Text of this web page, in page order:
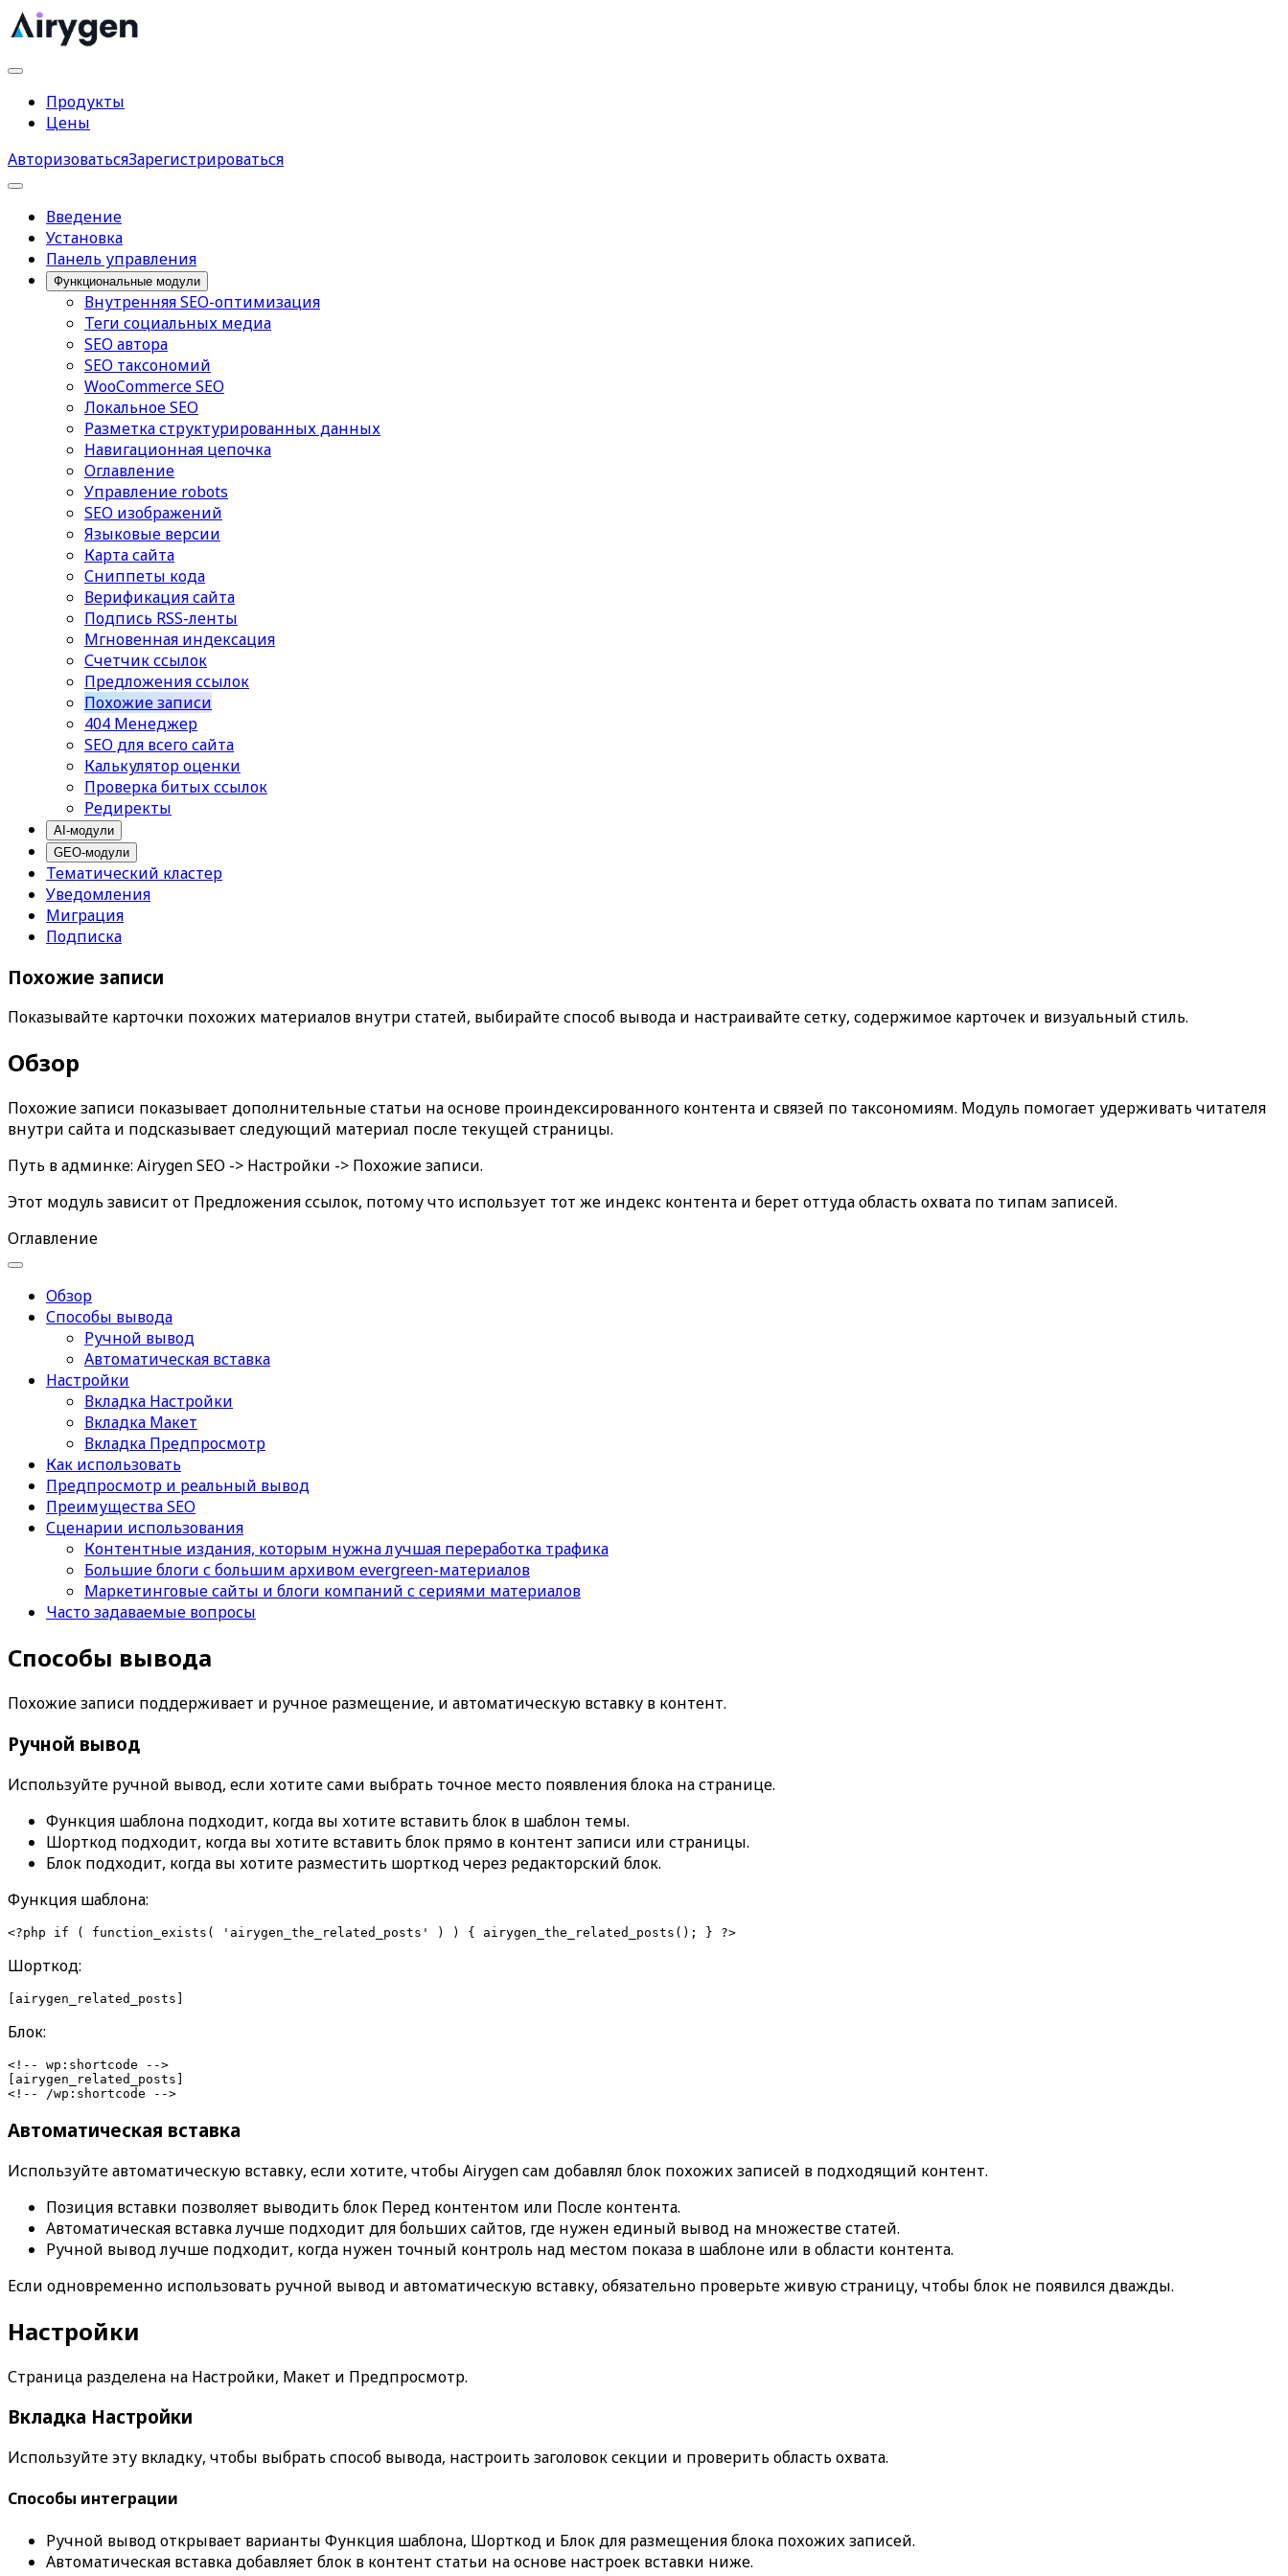
Продукты
Цены
АвторизоватьсяЗарегистрироваться
Введение
Установка
Панель управления
Функциональные модули
Внутренняя SEO-оптимизация
Теги социальных медиа
SEO автора
SEO таксономий
WooCommerce SEO
Локальное SEO
Разметка структурированных данных
Навигационная цепочка
Оглавление
Управление robots
SEO изображений
Языковые версии
Карта сайта
Сниппеты кода
Верификация сайта
Подпись RSS-ленты
Мгновенная индексация
Счетчик ссылок
Предложения ссылок
Похожие записи
404 Менеджер
SEO для всего сайта
Калькулятор оценки
Проверка битых ссылок
Редиректы
AI-модули
GEO-модули
Тематический кластер
Уведомления
Миграция
Подписка
Похожие записи
Показывайте карточки похожих материалов внутри статей, выбирайте способ вывода и настраивайте сетку, содержимое карточек и визуальный стиль.
Обзор
Похожие записи показывает дополнительные статьи на основе проиндексированного контента и связей по таксономиям. Модуль помогает удерживать читателя
внутри сайта и подсказывает следующий материал после текущей страницы.
Путь в админке: Airygen SEO -> Настройки -> Похожие записи.
Этот модуль зависит от Предложения ссылок, потому что использует тот же индекс контента и берет оттуда область охвата по типам записей.
Оглавление
Обзор
Способы вывода
Ручной вывод
Автоматическая вставка
Настройки
Вкладка Настройки
Вкладка Макет
Вкладка Предпросмотр
Как использовать
Предпросмотр и реальный вывод
Преимущества SEO
Сценарии использования
Контентные издания, которым нужна лучшая переработка трафика
Большие блоги с большим архивом evergreen-материалов
Маркетинговые сайты и блоги компаний с сериями материалов
Часто задаваемые вопросы
Способы вывода
Похожие записи поддерживает и ручное размещение, и автоматическую вставку в контент.
Ручной вывод
Используйте ручной вывод, если хотите сами выбрать точное место появления блока на странице.
Функция шаблона подходит, когда вы хотите вставить блок в шаблон темы.
Шорткод подходит, когда вы хотите вставить блок прямо в контент записи или страницы.
Блок подходит, когда вы хотите разместить шорткод через редакторский блок.
Функция шаблона:
Шорткод:
Блок:
<!-- wp:shortcode -->
[airygen_related_posts]
Автоматическая вставка
Используйте автоматическую вставку, если хотите, чтобы Airygen сам добавлял блок похожих записей в подходящий контент.
Позиция вставки позволяет выводить блок Перед контентом или После контента.
Автоматическая вставка лучше подходит для больших сайтов, где нужен единый вывод на множестве статей.
Ручной вывод лучше подходит, когда нужен точный контроль над местом показа в шаблоне или в области контента.
Если одновременно использовать ручной вывод и автоматическую вставку, обязательно проверьте живую страницу, чтобы блок не появился дважды.
Настройки
Страница разделена на Настройки, Макет и Предпросмотр.
Вкладка Настройки
Используйте эту вкладку, чтобы выбрать способ вывода, настроить заголовок секции и проверить область охвата.
Способы интеграции
Ручной вывод открывает варианты Функция шаблона, Шорткод и Блокдля размещения блока похожих записей.
Автоматическая вставка добавляет блок в контент статьи на основе настроек вставки ниже.